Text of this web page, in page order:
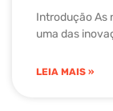
Introdução As
uma das
LEIA MAIS »